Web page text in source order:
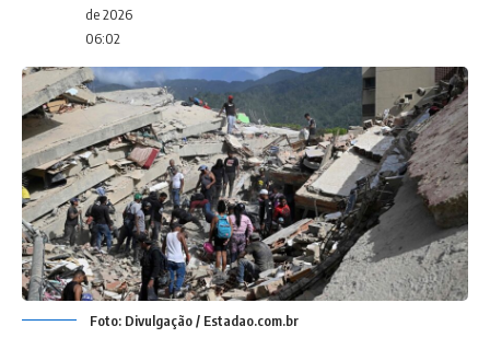
de 2026
06:02
Foto: Divulgação / Estadao.com.br